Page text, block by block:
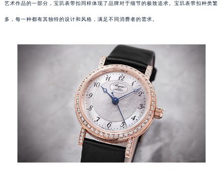
艺术作品的一部分，宝玑表带扣同样体现了品牌对于细节的极致追求。宝玑表带扣种类繁
多，每一种都有其独特的设计和风格，满足不同消费者的需求。